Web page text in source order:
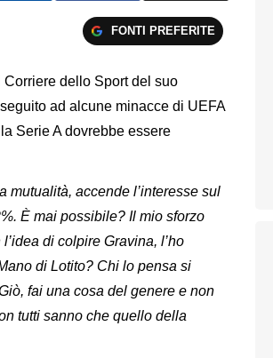
FONTI PREFERITE
dello Sport del suo
ad alcune minacce di UEFA
Serie A dovrebbe essere
mutualità, accende l’interesse sul
È mai possibile? Il mio sforzo
di colpire Gravina, l’ho
di Lotito? Chi lo pensa si
fai una cosa del genere e non
tutti sanno che quello della